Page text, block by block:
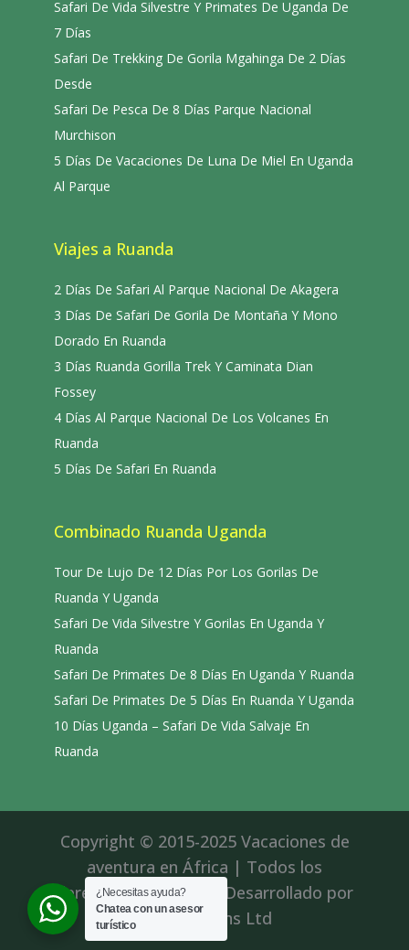
Safari De Vida Silvestre Y Primates De Uganda De
7 Días
Safari De Trekking De Gorila Mgahinga De 2 Días
Desde
Safari De Pesca De 8 Días Parque Nacional
Murchison
5 Días De Vacaciones De Luna De Miel En Uganda
Al Parque
Viajes a Ruanda
2 Días De Safari Al Parque Nacional De Akagera
3 Días De Safari De Gorila De Montaña Y Mono
Dorado En Ruanda
3 Días Ruanda Gorilla Trek Y Caminata Dian
Fossey
4 Días Al Parque Nacional De Los Volcanes En
Ruanda
5 Días De Safari En Ruanda
Combinado Ruanda Uganda
Tour De Lujo De 12 Días Por Los Gorilas De
Ruanda Y Uganda
Safari De Vida Silvestre Y Gorilas En Uganda Y
Ruanda
Safari De Primates De 8 Días En Uganda Y Ruanda
Safari De Primates De 5 Días En Ruanda Y Uganda
10 Días Uganda – Safari De Vida Salvaje En
Ruanda
Copyright © 2015-2025 Vacaciones de
aventura en África | Todos los
derechos reservados|Desarrollado por
Roll Solutions Ltd
¿Necesitas ayuda?
Chatea con un asesor
turístico